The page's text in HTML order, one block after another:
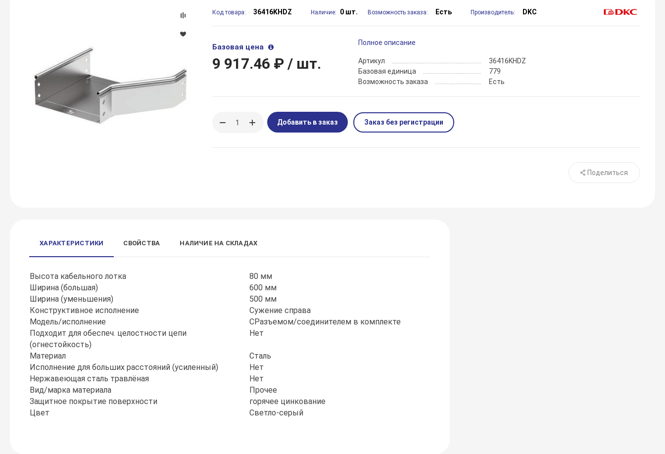
Код товара: 36416KHDZ Наличие: 0 шт. Возможность заказа: Есть Производитель: DKC
Базовая цена
9 917.46 ₽ / шт.
Полное описание
Артикул
36416KHDZ
Базовая единица
779
Возможность заказа
Есть
Добавить в заказ Заказ без регистрации
Поделиться
ХАРАКТЕРИСТИКИ СВОЙСТВА НАЛИЧИЕ НА СКЛАДАХ
Высота кабельного лотка
80 мм
Ширина (большая)
600 мм
Ширина (уменьшения)
500 мм
Конструктивное исполнение
Сужение справа
Модель/исполнение
СРазъемом/соединителем в комплекте
Подходит для обеспеч. целостности цепи
(огнестойкость)
Нет
Материал
Сталь
Исполнение для больших расстояний (усиленный)
Нет
Нержавеющая сталь травлёная
Нет
Вид/марка материала
Прочее
Защитное покрытие поверхности
горячее цинкование
Цвет
Светло-серый